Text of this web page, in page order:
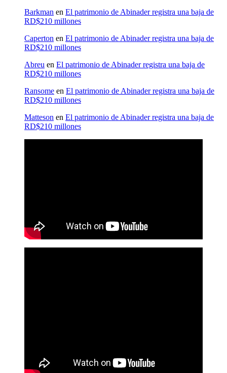
Barkman en El patrimonio de Abinader registra una baja de
RD$210 millones
Caperton en El patrimonio de Abinader registra una baja de
RD$210 millones
Abreu en El patrimonio de Abinader registra una baja de
RD$210 millones
Ransome en El patrimonio de Abinader registra una baja de
RD$210 millones
Matteson en El patrimonio de Abinader registra una baja de
RD$210 millones